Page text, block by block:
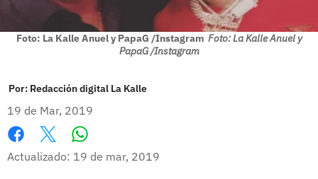
Foto: La Kalle Anuel y PapaG /Instagram Foto: La Kalle Anuel y
PapaG /Instagram
Por: Redacción digital La Kalle
19 de Mar, 2019
Facebook
X
Actualizado: 19 de mar, 2019